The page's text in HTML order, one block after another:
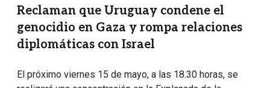
Reclaman que Uruguay condene el
genocidio en Gaza y rompa relaciones
diplomáticas con Israel
El próximo viernes 15 de mayo, a las 18.30 horas, se